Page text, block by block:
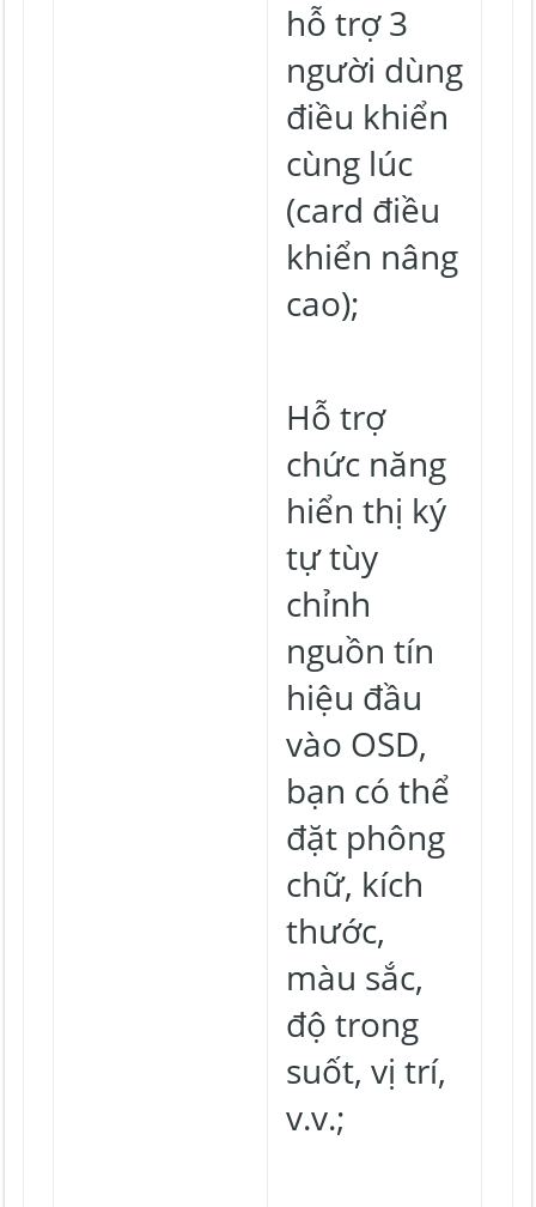
hỗ trợ 3
người dùng
điều khiển
cùng lúc
(card điều
khiển nâng
cao);
Hỗ trợ
chức năng
hiển thị ký
tự tùy
chỉnh
nguồn tín
hiệu đầu
vào OSD,
bạn có thể
đặt phông
chữ, kích
thước,
màu sắc,
độ trong
suốt, vị trí,
v.v.;